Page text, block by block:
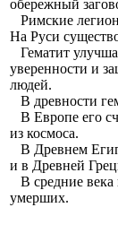
обережный
Римские
На Руси
Гематит
уверенности и
людей.
В древности
В Европе его
из космоса.
В Древнем
и в Древней
В средние века
умерших.